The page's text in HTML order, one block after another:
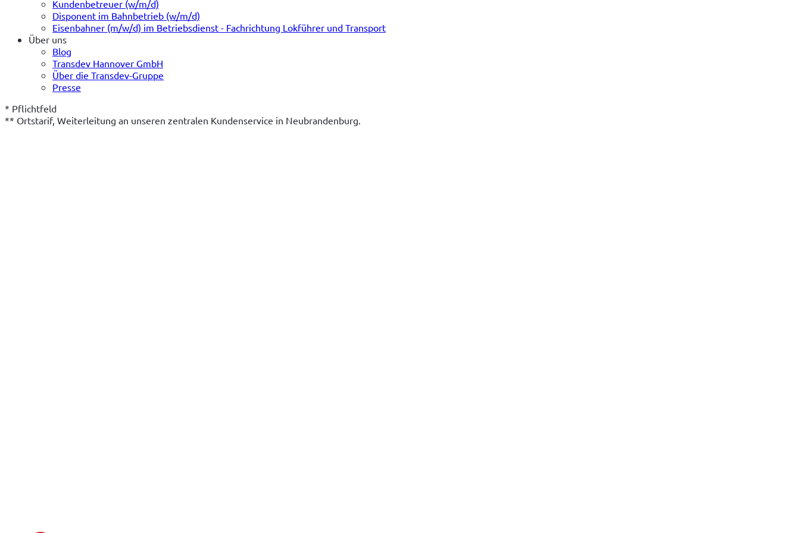
Kundenbetreuer (w/m/d)
Disponent im Bahnbetrieb (w/m/d)
Eisenbahner (m/w/d) im Betriebsdienst - Fachrichtung Lokführer und Transport
Über uns
Blog
Transdev Hannover GmbH
Über die Transdev-Gruppe
Presse
* Pflichtfeld
** Ortstarif, Weiterleitung an unseren zentralen Kundenservice in Neubrandenburg.